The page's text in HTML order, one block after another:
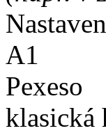
A1
Pexeso
klasická